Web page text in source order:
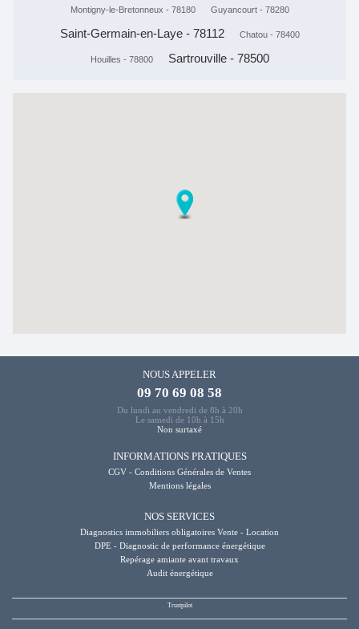
Montigny-le-Bretonneux - 78180 Guyancourt - 78280
Saint-Germain-en-Laye - 78112 Chatou - 78400
Houilles - 78800 Sartrouville - 78500
NOUS APPELER
09 70 69 08 58
Du lundi au vendredi de 8h à 20h
Le samedi de 10h à 15h
Non surtaxé
INFORMATIONS PRATIQUES
CGV - Conditions Générales de Ventes
Mentions légales
NOS SERVICES
Diagnostics immobiliers obligatoires Vente - Location
DPE - Diagnostic de performance énergétique
Repérage amiante avant travaux
Audit énergétique